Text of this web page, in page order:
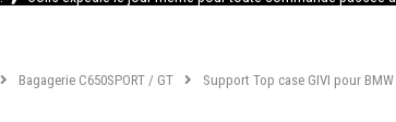
Bagagerie C650SPORT / GT Support Top case GIVI pour BMW